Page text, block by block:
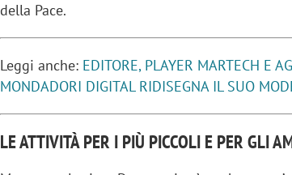
della Pace.
Leggi anche: EDITORE, PLAYER MARTECH E
MONDADORI DIGITAL RIDISEGNA IL SUO
LE ATTIVITÀ PER I PIÙ PICCOLI E PER GLI